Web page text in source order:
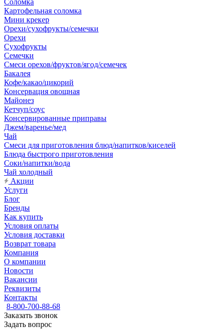
Соломка
Картофельная соломка
Мини крекер
Орехи/сухофрукты/семечки
Орехи
Сухофрукты
Семечки
Смеси орехов/фруктов/ягод/семечек
Бакалея
Кофе/какао/цикорий
Консервация овощная
Майонез
Кетчуп/соус
Консервированные приправы
Джем/варенье/мед
Чай
Смеси для приготовления блюд/напитков/киселей
Блюда быстрого приготовления
Соки/напитки/вода
Чай холодный
Акции
Услуги
Блог
Бренды
Как купить
Условия оплаты
Условия доставки
Возврат товара
Компания
О компании
Новости
Вакансии
Реквизиты
Контакты
8-800-700-88-68
Заказать звонок
Задать вопрос